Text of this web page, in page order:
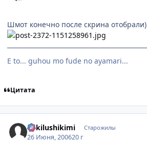
Шмот конечно после скрина отобрали)
E to... guhou mo fude no ayamari...
Цитата
Zukilushikimi Старожилы
26 Июня, 200620 г